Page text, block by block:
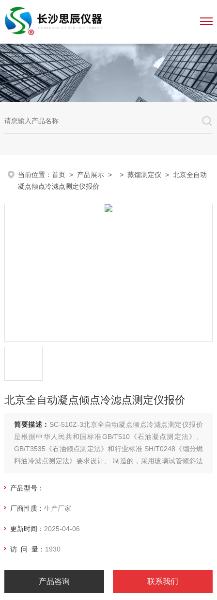
当前位置：首页 > 产品展示 > >蒸馏测定仪 > 北京全自动
凝点倾点冷滤点测定仪报价
北京全自动凝点倾点冷滤点测定仪报价
简要描述： SC-510Z-3北京全自动凝点倾点冷滤点测定仪报价
是根据中华人民共和国标准GB/T510《石油凝点测定法》、
GB/T3535《石油倾点测定法》和行业标准 SH/T0248《馏分燃
料油冷滤点测定法》要求设计、 制造的，采用玻璃试管倾斜法
点、凝点、冷滤点
产品型号：
厂商性质： 生产厂家
更新时间： 2025-04-06
访 问 量： 1930
产品咨询 联系我们